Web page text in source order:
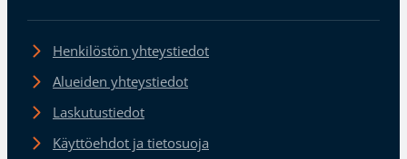
Henkilöstön yhteystiedot
Alueiden yhteystiedot
Laskutustiedot
Käyttöehdot ja tietosuoja